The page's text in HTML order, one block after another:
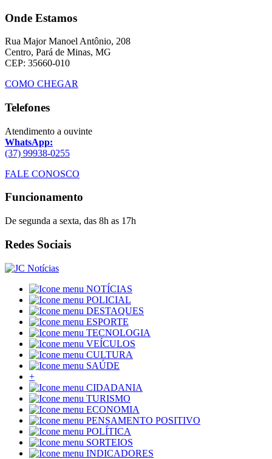
Onde Estamos
Rua Major Manoel Antônio, 208
Centro, Pará de Minas, MG
CEP: 35660-010
COMO CHEGAR
Telefones
Atendimento a ouvinte
WhatsApp:
(37) 99938-0255
FALE CONOSCO
Funcionamento
De segunda a sexta, das 8h as 17h
Redes Sociais
NOTÍCIAS
POLICIAL
DESTAQUES
ESPORTE
TECNOLOGIA
VEÍCULOS
CULTURA
SAÚDE
+
CIDADANIA
TURISMO
ECONOMIA
PENSAMENTO POSITIVO
POLÍTICA
SORTEIOS
INDICADORES